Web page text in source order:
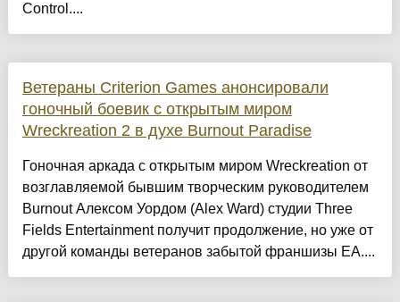
Control....
Ветераны Criterion Games анонсировали
гоночный боевик с открытым миром
Wreckreation 2 в духе Burnout Paradise
Гоночная аркада с открытым миром Wreckreation от
возглавляемой бывшим творческим руководителем
Burnout Алексом Уордом (Alex Ward) студии Three
Fields Entertainment получит продолжение, но уже от
другой команды ветеранов забытой франшизы EA....